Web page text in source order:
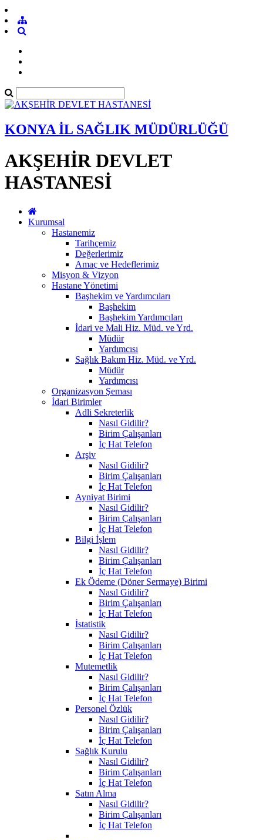
KONYA İL SAĞLIK MÜDÜRLÜĞÜ
AKŞEHİR DEVLET
HASTANESİ
Kurumsal
Hastanemiz
Tarihçemiz
Değerlerimiz
Amaç ve Hedeflerimiz
Misyon & Vizyon
Hastane Yönetimi
Başhekim ve Yardımcıları
Başhekim
Başhekim Yardımcıları
İdari ve Mali Hiz. Müd. ve Yrd.
Müdür
Yardımcısı
Sağlık Bakım Hiz. Müd. ve Yrd.
Müdür
Yardımcısı
Organizasyon Şeması
İdari Birimler
Adli Sekreterlik
Nasıl Gidilir?
Birim Çalışanları
İç Hat Telefon
Arşiv
Nasıl Gidilir?
Birim Çalışanları
İç Hat Telefon
Ayniyat Birimi
Nasıl Gidilir?
Birim Çalışanları
İç Hat Telefon
Bilgi İşlem
Nasıl Gidilir?
Birim Çalışanları
İç Hat Telefon
Ek Ödeme (Döner Sermaye) Birimi
Nasıl Gidilir?
Birim Çalışanları
İç Hat Telefon
İstatistik
Nasıl Gidilir?
Birim Çalışanları
İç Hat Telefon
Mutemetlik
Nasıl Gidilir?
Birim Çalışanları
İç Hat Telefon
Personel Özlük
Nasıl Gidilir?
Birim Çalışanları
İç Hat Telefon
Sağlık Kurulu
Nasıl Gidilir?
Birim Çalışanları
İç Hat Telefon
Satın Alma
Nasıl Gidilir?
Birim Çalışanları
İç Hat Telefon